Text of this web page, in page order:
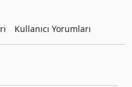
Kullanıcı Yorumları